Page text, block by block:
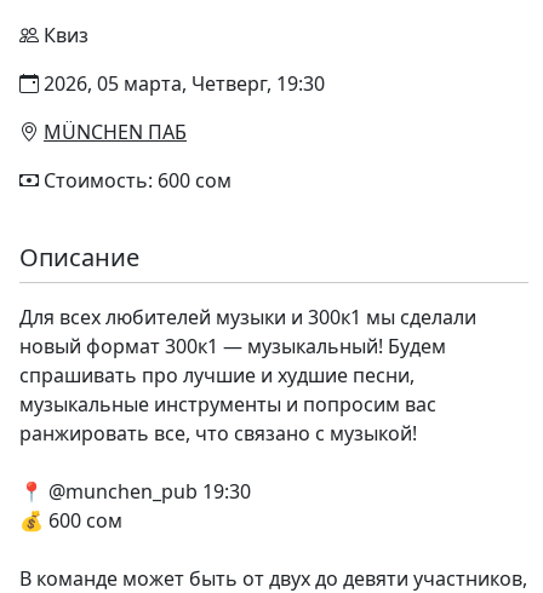
Квиз
2026, 05 марта, Четверг, 19:30
MÜNCHEN ПАБ
Стоимость: 600 сом
Описание
Для всех любителей музыки и 300к1 мы сделали
новый формат 300к1 — музыкальный! Будем
спрашивать про лучшие и худшие песни,
музыкальные инструменты и попросим вас
ранжировать все, что связано с музыкой!
📍 @munchen_pub 19:30
💰 600 сом
В команде может быть от двух до девяти участников,